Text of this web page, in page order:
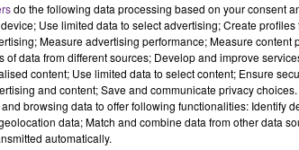
6h00 - 10h00
Jadot à 4,25%.
do the following data processing based on your consent
Use limited data to select advertising; Create
Measure advertising performance; Measure
of data from different sources; Develop and improve
content; Use limited data to select content; Ensure
and content; Save and communicate privacy
browsing data to offer following functionalities: Identify
data; Match and combine data from other data
automatically.